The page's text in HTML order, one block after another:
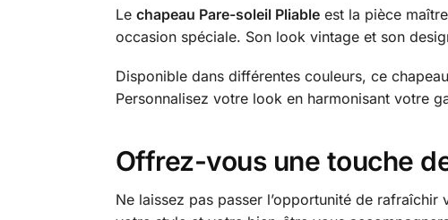
Le chapeau Pare-soleil Pliableest la pièce
occasion spéciale. Son look vintage et son
Disponible dans différentes couleurs, ce
Personnalisez votre look en harmonisant votre
Offrez-vous une touche
Ne laissez pas passer l’opportunité de